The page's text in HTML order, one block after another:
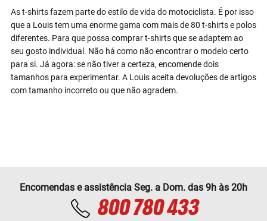
As t-shirts fazem parte do estilo de vida do motociclista. É por isso
que a Louis tem uma enorme gama com mais de 80 t-shirts e polos
diferentes. Para que possa comprar t-shirts que se adaptem ao
seu gosto individual. Não há como não encontrar o modelo certo
para si. Já agora: se não tiver a certeza, encomende dois
tamanhos para experimentar. A Louis aceita devoluções de artigos
com tamanho incorreto ou que não agradem.
Encomendas e assistência Seg. a Dom. das 9h às 20h
800 780 433